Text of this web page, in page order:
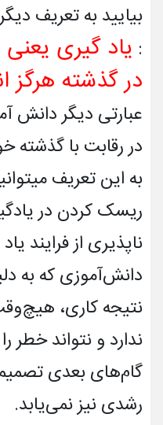
بیایید به تعریف
: یاد گیری
در گذشته هرگز
عبارتی دیگر دانش
در رقابت با گذشته
به این تعریف
ریسک کردن در
ناپذیری از
دانش‌آموزی که به
نتیجه کاری،
ندارد و نتواند خطر
گام‌های بعدی
رشدی نیز نمی‌یابد.